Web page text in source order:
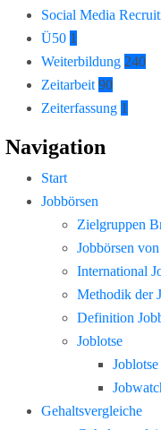
Social Media
Ü50 1
Weiterbildung 240
Zeitarbeit 90
Zeiterfassung 1
Navigation
Start
Jobbörsen
Zielgruppen
Jobbörsen
International
Methodik der
Definition
Joblotse
Joblotse
Gehaltsvergleiche